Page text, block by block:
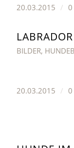
20.03.2015 /
BILDER,
20.03.2015 /